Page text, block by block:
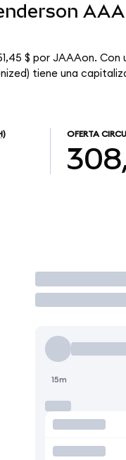
AAA
$ por JAAAon.
tiene una
OFERTA
Operar
15m